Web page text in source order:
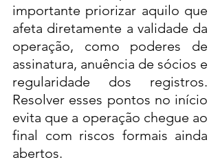
importante priorizar aquilo que
afeta diretamente a validade da
operação, como poderes de
assinatura, anuência de sócios e
regularidade dos registros.
Resolver esses pontos no início
evita que a operação chegue ao
final com riscos formais ainda
abertos.